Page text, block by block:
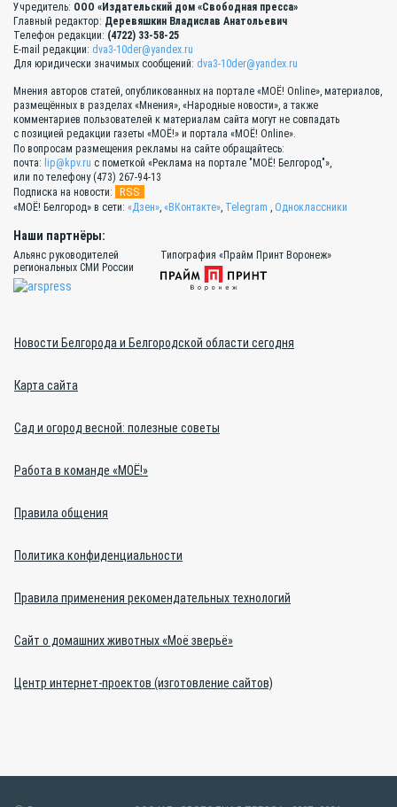
Учредитель: ООО «Издательский дом «Свободная пресса»
Главный редактор: Деревяшкин Владислав Анатольевич
Телефон редакции: (4722) 33-58-25
E-mail редакции: dva3-10der@yandex.ru
Для юридически значимых сообщений: dva3-10der@yandex.ru
Мнения авторов статей, опубликованных на портале «МОЁ! Online», материалов,
размещённых в разделах «Мнения», «Народные новости», а также
комментариев пользователей к материалам сайта могут не совпадать
с позицией редакции газеты «МОЁ!» и портала «МОЁ! Online».
По вопросам размещения рекламы на сайте обращайтесь:
почта: lip@kpv.ru с пометкой «Реклама на портале "МОЁ! Белгород"»,
или по телефону (473) 267-94-13
Подписка на новости:
RSS
«МОЁ! Белгород» в сети: «Дзен», «ВКонтакте», Telegram , Одноклассники
Наши партнёры:
Альянс руководителей
региональных СМИ России
Типография «Прайм Принт Воронеж»
Новости Белгорода и Белгородской области сегодня
Карта сайта
Сад и огород весной: полезные советы
Работа в команде «МОЁ!»
Правила общения
Политика конфиденциальности
Правила применения рекомендательных технологий
Сайт о домашних животных «Моё зверьё»
Центр интернет-проектов (изготовление сайтов)